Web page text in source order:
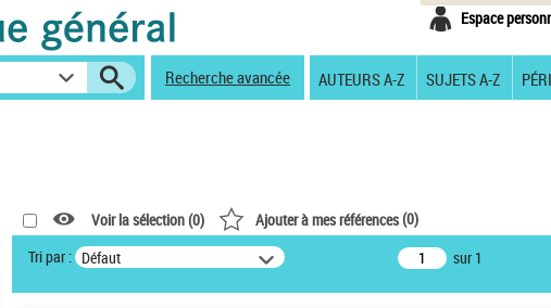
Espace
Recherche avancée AUTEURS A-Z SUJETS A-Z
Voir la sélection (0) Ajouter à mes références(0)
Tri par : Défaut sur 1